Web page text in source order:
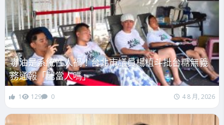
毒油是系統性人禍！台北市議員楊植斗批台糖無義
務通報「配當人嗎」
1 129 0 4 8 月, 2026